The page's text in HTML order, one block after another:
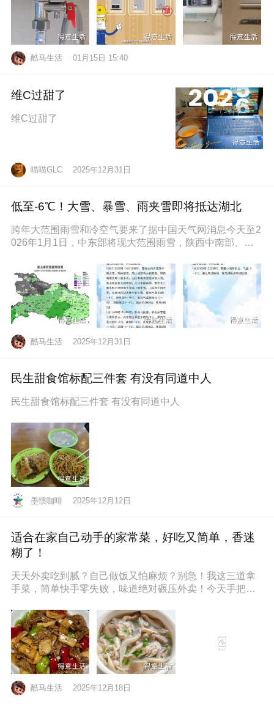
酷马生活 01月15日 15:40
维C过甜了
维C过甜了
喵喵GLC 2025年12月31日
低至-6℃！大雪、暴雪、雨夹雪即将抵达湖北
跨年大范围雨雪和冷空气要来了据中国天气网消息今天至2
026年1月1日，中东部将现大范围雨雪，陕西中南部、山
酷马生活 2025年12月31日
民生甜食馆标配三件套 有没有同道中人
民生甜食馆标配三件套 有没有同道中人
墨惯咖啡 2025年12月12日
适合在家自己动手的家常菜，好吃又简单，香迷
糊了！
天天外卖吃到腻？自己做饭又怕麻烦？别急！我这三道拿
手菜，简单快手零失败，味道绝对碾压外卖！今天手把手
酷马生活 2025年12月18日